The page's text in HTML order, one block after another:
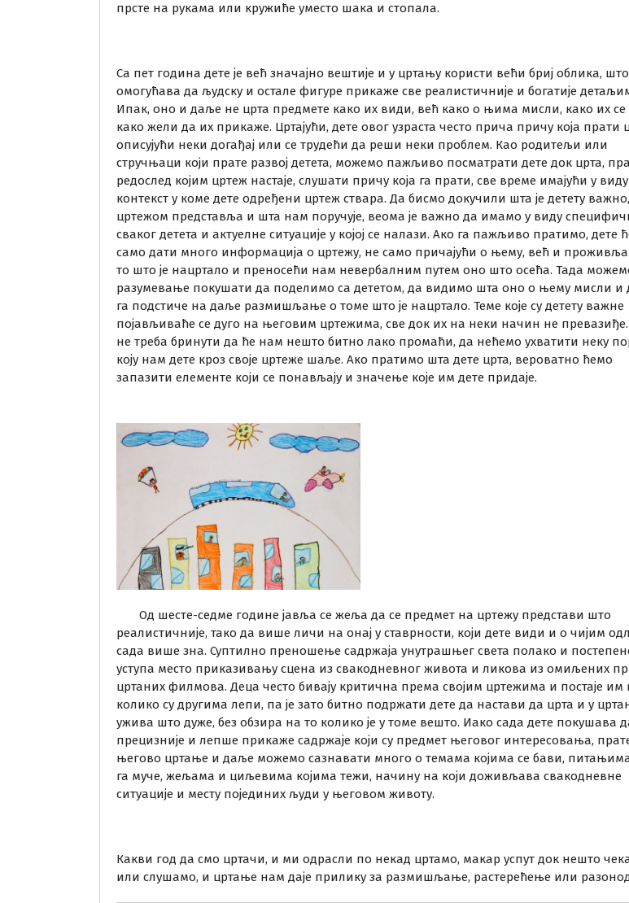
прсте на рукама или кружиће уместо шака и стопала.
Са пет година дете је већ значајно вештије и у цртању користи већи бриј облика,
омогућава да људску и остале фигуре прикаже све реалистичније и богатије
Ипак, оно и даље не црта предмете како их види, већ како о њима мисли, како их се
како жели да их прикаже. Цртајући, дете овог узраста често прича причу која прати
описујући неки догађај или се трудећи да реши неки проблем. Као родитељи или
стручњаци који прате развој детета, можемо пажљиво посматрати дете док црта,
редослед којим цртеж настаје, слушати причу која га прати, све време имајући у
контекст у коме дете одређени цртеж ствара. Да бисмо докучили шта је детету
цртежом представља и шта нам поручује, веома је важно да имамо у виду
сваког детета и актуелне ситуације у којој се налази. Ако га пажљиво пратимо, дете
само дати много информација о цртежу, не само причајући о њему, већ и
то што је нацртало и преносећи нам невербалним путем оно што осећа. Тада
разумевање покушати да поделимо са дететом, да видимо шта оно о њему мисли и
га подстиче на даље размишљање о томе што је нацртало. Теме које су детету важне
појављиваће се дуго на његовим цртежима, све док их на неки начин не превазиђе.
не треба бринути да ће нам нешто битно лако промаћи, да нећемо ухватити неку
коју нам дете кроз своје цртеже шаље. Ако пратимо шта дете црта, вероватно ћемо
запазити елементе који се понављају и значење које им дете придаје.
Од шесте-седме године јавља се жеља да се предмет на цртежу представи што
реалистичније, тако да више личи на онај у ставрности, који дете види и о чијим
сада више зна. Суптилно преношење садржаја унутрашњег света полако и
уступа место приказивању сцена из свакодневног живота и ликова из омиљених
цртаних филмова. Деца често бивају критична према својим цртежима и постаје
колико су другима лепи, па је зато битно подржати дете да настави да црта и у
ужива што дуже, без обзира на то колико је у томе вешто. Иако сада дете покушава
прецизније и лепше прикаже садржаје који су предмет његовог интересовања,
његово цртање и даље можемо сазнавати много о темама којима се бави, питањима
га муче, жељама и циљевима којима тежи, начину на који доживљава свакодневне
ситуације и месту појединих људи у његовом животу.
Какви год да смо цртачи, и ми одрасли по некад цртамо, макар успут док нешто
или слушамо, и цртање нам даје прилику за размишљање, растерећење или